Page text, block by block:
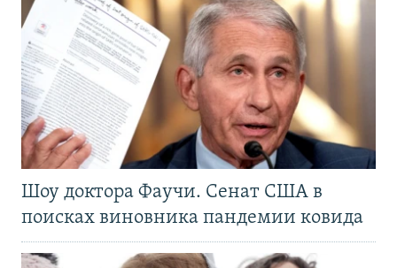
Шоу доктора Фаучи. Сенат США в
поисках виновника пандемии ковида